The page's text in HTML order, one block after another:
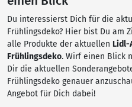
Du interessierst Dich für die
Frühlingsdeko? Hier bist Du am
alle Produkte der aktuellen Lidl-
Frühlingsdeko. Wirf einen Blick
Dir die aktuellen
Frühlingsdeko genauer
Angebot für Dich dabei!